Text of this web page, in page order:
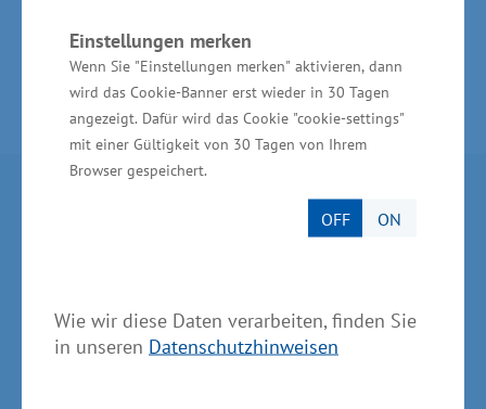
Einstellungen merken
Wenn Sie "Einstellungen merken" aktivieren, dann
wird das Cookie-Banner erst wieder in 30 Tagen
angezeigt. Dafür wird das Cookie "cookie-settings"
mit einer Gültigkeit von 30 Tagen von Ihrem
Browser gespeichert.
OFF ON
Wie wir diese Daten verarbeiten, finden Sie
in unseren Datenschutzhinweisen
Invest in MV - Wirtschaftsfördergesellschaft des
Landes MV